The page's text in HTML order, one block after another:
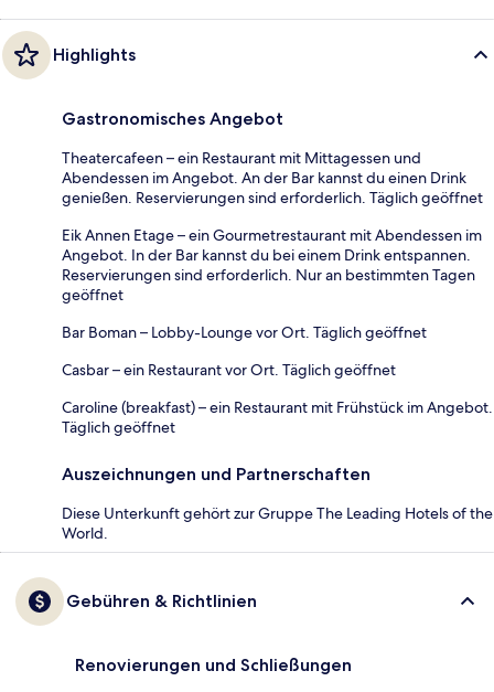
Highlights
Gastronomisches Angebot
Theatercafeen – ein Restaurant mit Mittagessen und
Abendessen im Angebot. An der Bar kannst du einen Drink
genießen. Reservierungen sind erforderlich. Täglich geöffnet
Eik Annen Etage – ein Gourmetrestaurant mit Abendessen im
Angebot. In der Bar kannst du bei einem Drink entspannen.
Reservierungen sind erforderlich. Nur an bestimmten Tagen
geöffnet
Bar Boman – Lobby-Lounge vor Ort. Täglich geöffnet
Casbar – ein Restaurant vor Ort. Täglich geöffnet
Caroline (breakfast) – ein Restaurant mit Frühstück im Angebot.
Täglich geöffnet
Auszeichnungen und Partnerschaften
Diese Unterkunft gehört zur Gruppe The Leading Hotels of the
World.
Gebühren & Richtlinien
Renovierungen und Schließungen